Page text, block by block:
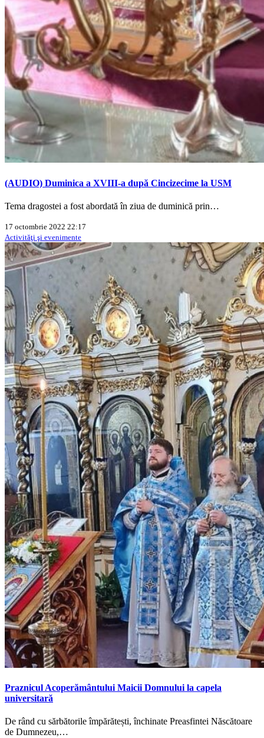
(AUDIO) Duminica a XVIII-a după Cincizecime la USM
Tema dragostei a fost abordată în ziua de duminică prin…
17 octombrie 2022 22:17
Activităţi şi evenimente
Praznicul Acoperământului Maicii Domnului la capela
universitară
De rând cu sărbătorile împărătești, închinate Preasfintei Născătoare
de Dumnezeu,…